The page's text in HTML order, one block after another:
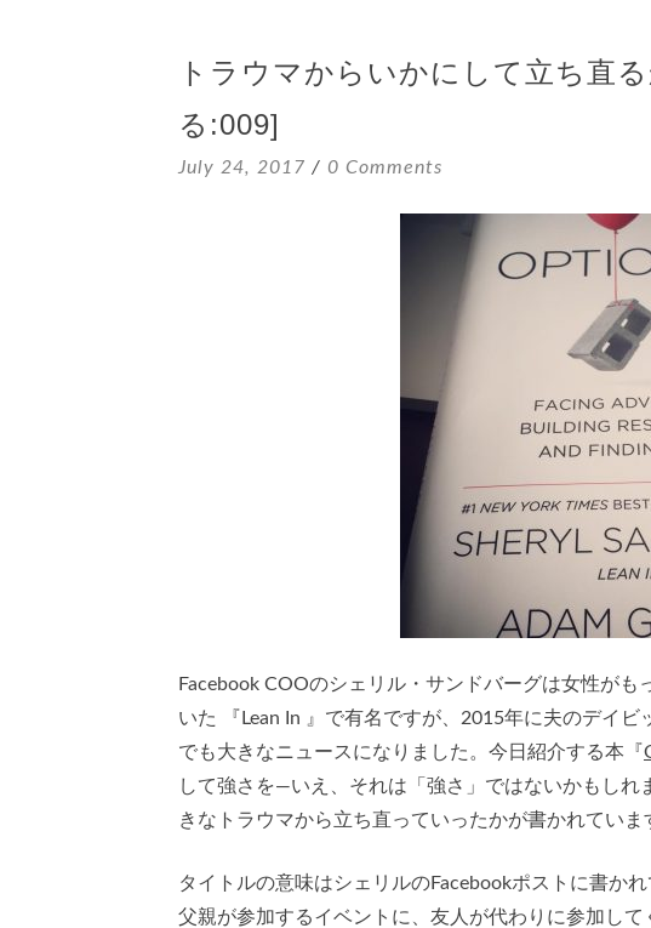
トラウマからいかにして立ち直
る:009]
July 24, 2017 0 Comments
Facebook COOのシェリル・サンドバーグは女性が
いた 『Lean In 』で有名ですが、2015年に夫のデイ
でも大きなニュースになりました。今日紹介する本『
して強さを—いえ、それは「強さ」ではないかもし
きなトラウマから立ち直っていったかが書かれていま
タイトルの意味はシェリルのFacebookポストに書か
父親が参加するイベントに、友人が代わりに参加し